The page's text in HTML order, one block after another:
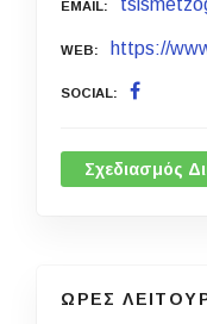
EMAIL
WEB https://
SOCIAL
Σχεδιασμός
ΩΡΕΣ